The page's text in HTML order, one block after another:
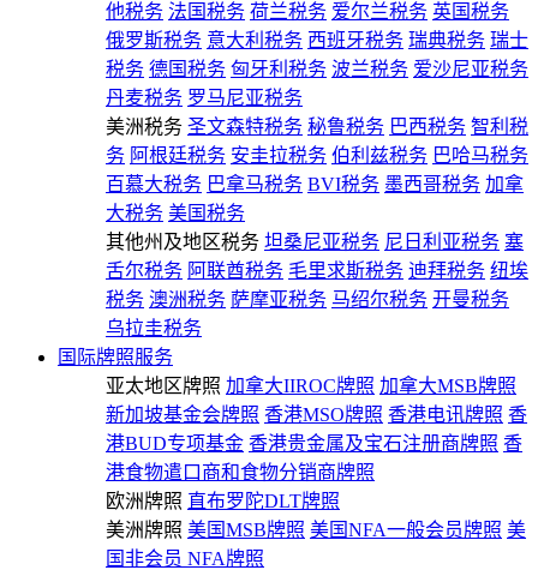
他税务 法国税务 荷兰税务 爱尔兰税务 英国税务
俄罗斯税务 意大利税务 西班牙税务 瑞典税务 瑞士
税务 德国税务 匈牙利税务 波兰税务 爱沙尼亚税务
丹麦税务 罗马尼亚税务
美洲税务 圣文森特税务 秘鲁税务 巴西税务 智利税
务 阿根廷税务 安圭拉税务 伯利兹税务 巴哈马税务
百慕大税务 巴拿马税务 BVI税务 墨西哥税务 加拿
大税务 美国税务
其他州及地区税务 坦桑尼亚税务 尼日利亚税务 塞
舌尔税务 阿联酋税务 毛里求斯税务 迪拜税务 纽埃
税务 澳洲税务 萨摩亚税务 马绍尔税务 开曼税务
乌拉圭税务
国际牌照服务
亚太地区牌照 加拿大IIROC牌照 加拿大MSB牌照
新加坡基金会牌照 香港MSO牌照 香港电讯牌照 香
港BUD专项基金 香港贵金属及宝石注册商牌照 香
港食物遣口商和食物分销商牌照
欧洲牌照 直布罗陀DLT牌照
美洲牌照 美国MSB牌照 美国NFA一般会员牌照 美
国非会员 NFA牌照